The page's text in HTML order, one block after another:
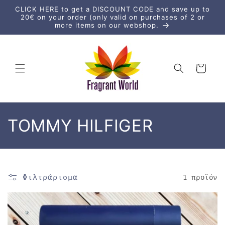
μετάβαση
περιεχόμενο
CLICK HERE to get a DISCOUNT CODE and save up to
20€ on your order (only valid on purchases of 2 or
more items on our webshop.
Καλάθι
Σ
υ
λ
ο
TOMMY HILFIGER
Φιλτράρισμα 1 προϊόν